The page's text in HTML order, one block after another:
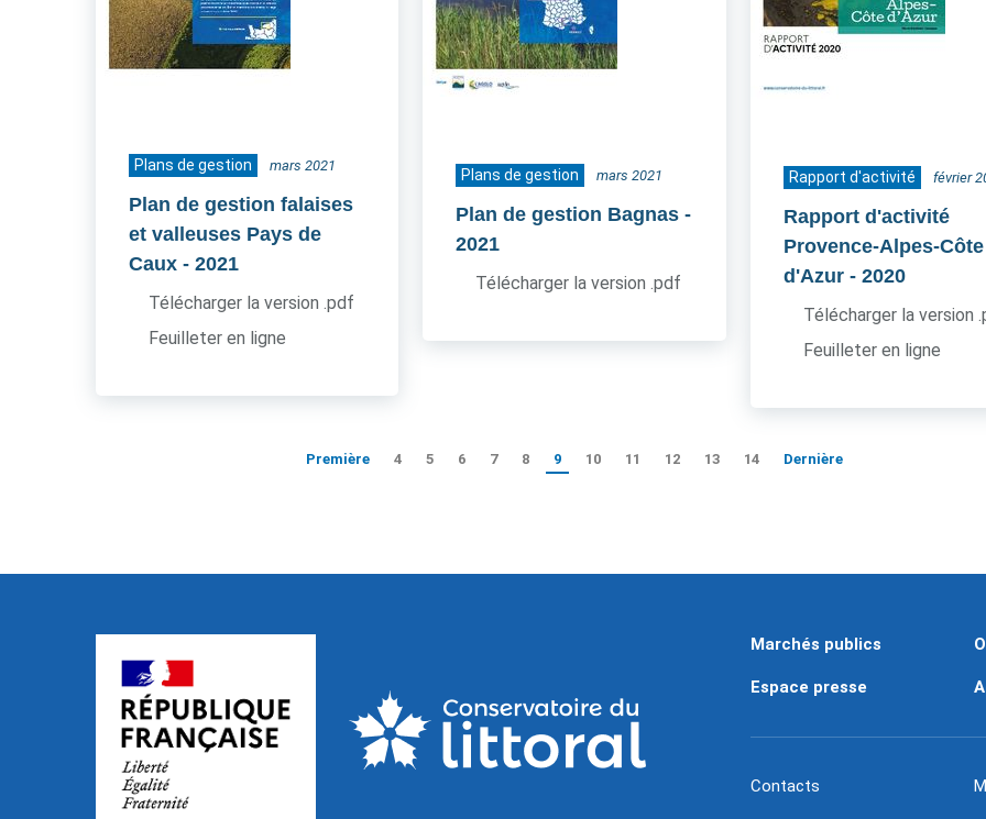
Plans de gestion mars 2021
Plan de gestion falaises
et valleuses Pays de
Caux - 2021
Télécharger la version .pdf
Feuilleter en ligne
Plans de gestion mars 2021
Plan de gestion Bagnas -
2021
Télécharger la version .pdf
Rapport d'activité février
Rapport d'activité
Provence-Alpes-Côte
d'Azur - 2020
Télécharger la version
Feuilleter en ligne
Première 4 5 6 7 8 9 10 11 12 13 14 Dernière
Marchés publics
Espace presse
Contacts